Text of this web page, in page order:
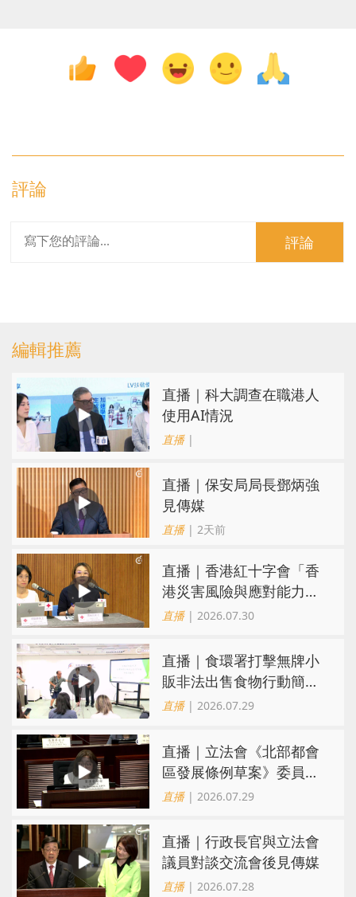
評論
評論
編輯推薦
直播｜科大調查在職港人
使用AI情況
直播|
直播｜保安局局長鄧炳強
見傳媒
直播| 2天前
直播｜香港紅十字會「香
港災害風險與應對能力地
圖2026」研究發佈會
直播| 2026.07.30
直播｜食環署打擊無牌小
販非法出售食物行動簡報
會
直播| 2026.07.29
直播｜立法會《北部都會
區發展條例草案》委員會
會議
直播| 2026.07.29
直播｜行政長官與立法會
議員對談交流會後見傳媒
直播| 2026.07.28